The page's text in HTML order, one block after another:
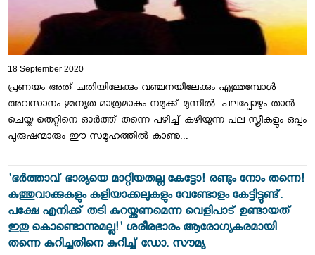
18 September 2020
പ്രണയം അത് ചതിയിലേക്കും വഞ്ചനയിലേക്കും എത്തുമ്പോൾ
അവസാനം ശൂന്യത മാത്രമാകും നമുക്ക് മുന്നിൽ. പലപ്പോഴും താൻ
ചെയ്ത തെറ്റിനെ ഓർത്ത് തന്നെ പഴിച്ച് കഴിയുന്ന പല സ്ത്രീകളും ഒപ്പം
പുരുഷന്മാരും ഈ സമൂഹത്തിൽ കാണു...
'ഭർത്താവ് ഭാര്യയെ മാറ്റിയതല്ല കേട്ടോ! രണ്ടും നോം തന്നെ!
കുത്തുവാക്കുകളും കളിയാക്കലുകളും വേണ്ടോളം കേട്ടിട്ടുണ്ട്.
പക്ഷേ എനിക്ക് തടി കുറയ്ക്കണമെന്ന വെളിപാട് ഉണ്ടായത്
ഇതു കൊണ്ടൊന്നുമല്ല!' ശരീരഭാരം ആരോഗ്യകരമായി
തന്നെ കുറിച്ചതിനെ കുറിച്ച് ഡോ. സൗമ്യ